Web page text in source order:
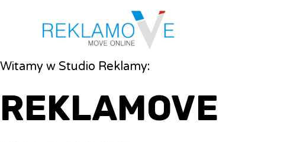
Witamy w Studio Reklamy:
REKLAMOVE